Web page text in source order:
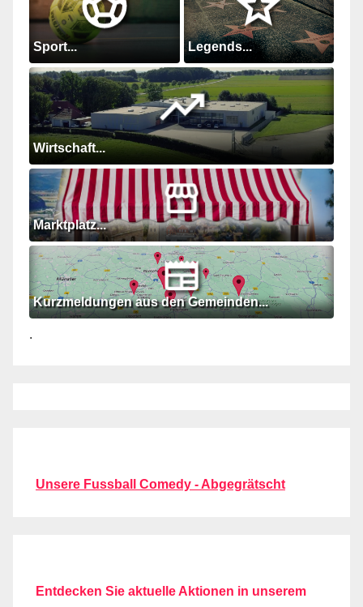
Sport... Legends...
Wirtschaft...
Marktplatz...
Kurzmeldungen aus den Gemeinden...
.
Unsere Fussball Comedy - Abgegrätscht
Entdecken Sie aktuelle Aktionen in unserem